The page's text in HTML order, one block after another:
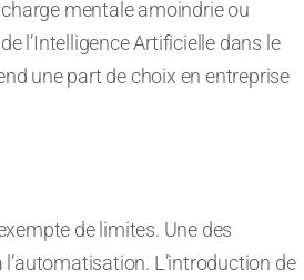
mentale amoindrie ou
l’Intelligence Artificielle dans le
une part de choix en entreprise
de limites. Une des
L’introduction de